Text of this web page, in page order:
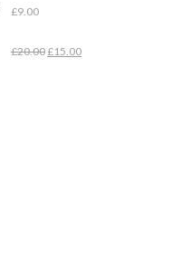
£9.00
£20.00 £15.00